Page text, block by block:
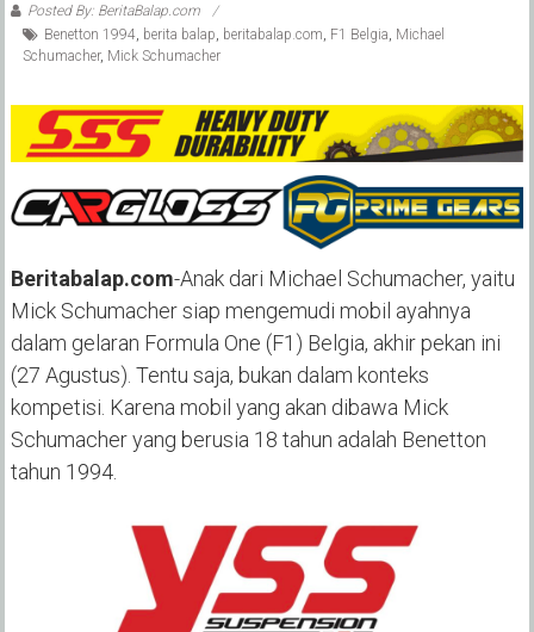
Posted By: BeritaBalap.com
Benetton 1994, berita balap, beritabalap.com, F1 Belgia, Michael
Schumacher, Mick Schumacher
Beritabalap.com-Anak dari Michael Schumacher, yaitu
Mick Schumacher siap mengemudi mobil ayahnya
dalam gelaran Formula One (F1) Belgia, akhir pekan ini
(27 Agustus). Tentu saja, bukan dalam konteks
kompetisi. Karena mobil yang akan dibawa Mick
Schumacher yang berusia 18 tahun adalah Benetton
tahun 1994.